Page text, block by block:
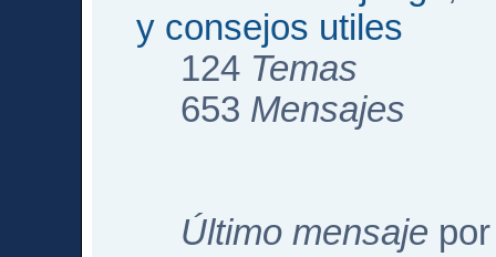
y consejos utiles
124 Temas
653 Mensajes
Último mensaje